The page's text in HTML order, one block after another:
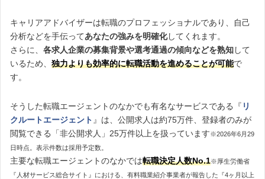
キャリアアドバイザーは転職のプロフェッショナルであり、自己
分析などを手伝ってあなたの強みを明確化してくれます。
さらに、 各求人企業の募集背景や選考通過の傾向などを熟知して
いるため、 独力よりも効率的に転職活動を進めることが可能で
す。
そうした転職エージェントのなかでも有名なサービスである『 リ
クルートエージェント 』は、公開求人は約75万件、登録者のみが
閲覧できる「非公開求人」25万件以上を扱っています※2026年6月29
日時点。表示件数は採用予定数。
主要な転職エージェントのなかでは転職決定人数No.1※厚生労働省
『人材サービス総合サイト』における、有料職業紹介事業者が報告した『4ヶ月以上